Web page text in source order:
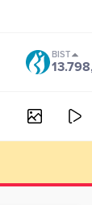
BIST